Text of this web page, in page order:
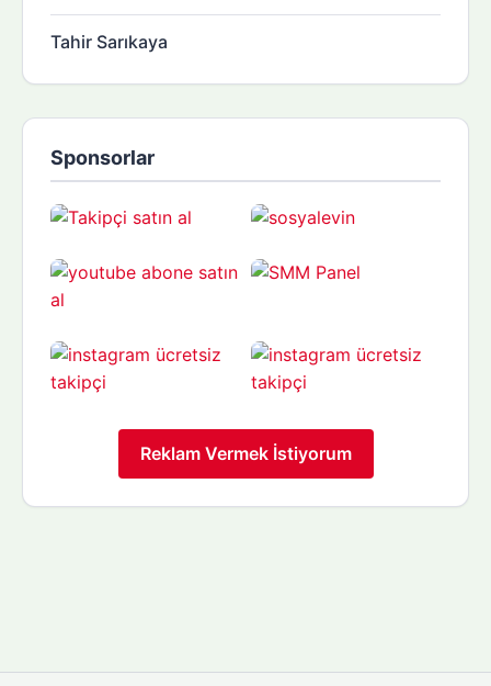
Tahir Sarıkaya
Sponsorlar
Reklam Vermek İstiyorum